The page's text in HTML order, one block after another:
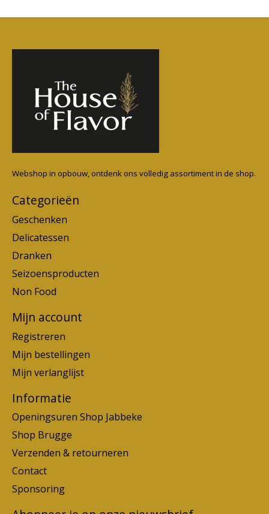
Webshop in opbouw, ontdenk ons volledig assortiment in de shop.
Categorieën
Geschenken
Delicatessen
Dranken
Seizoensproducten
Non Food
Mijn account
Registreren
Mijn bestellingen
Mijn verlanglijst
Informatie
Openingsuren Shop Jabbeke
Shop Brugge
Verzenden & retourneren
Contact
Sponsoring